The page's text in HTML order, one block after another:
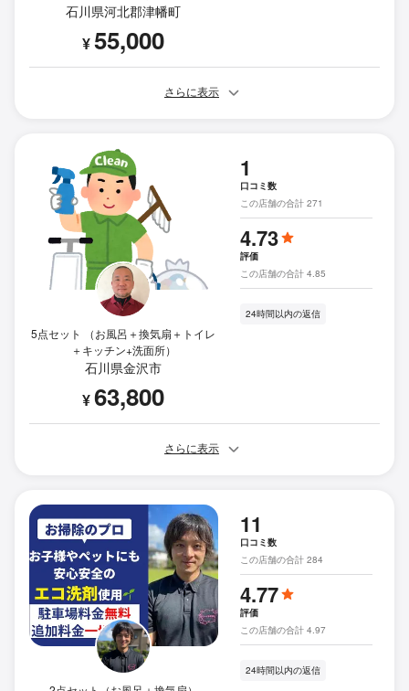
石川県河北郡津幡町
¥55,000
さらに表示
5点セット （お風呂＋換気扇＋トイレ
＋キッチン+洗面所）
石川県金沢市
¥63,800
1
口コミ数
この店舗の合計 271
4.73
評価
この店舗の合計 4.85
24時間以内の返信
さらに表示
11
口コミ数
この店舗の合計 284
4.77
評価
この店舗の合計 4.97
24時間以内の返信